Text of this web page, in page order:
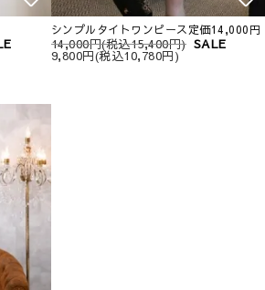
シンプルタイトワンピース定価14,000円
14,000円(税込15,400円) SALE
9,800円(税込10,780円)